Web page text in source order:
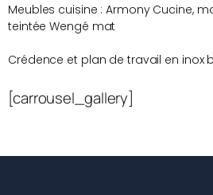
Meubles cuisine : Armony Cucine,
teintée Wengé mat
Crédence et plan de travail en inox
[carrousel_gallery]